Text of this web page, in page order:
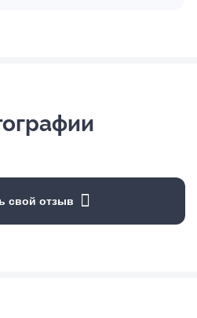
свой отзыв